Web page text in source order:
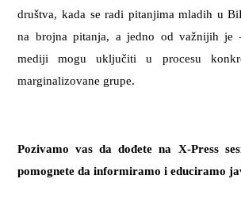
društva, kada se radi pitanjima mladih u
na brojna pitanja, a jedno od važnijih je
mediji mogu uključiti u procesu
marginalizovane grupe.
Pozivamo vas da dođete na X-Press
pomognete da informiramo i educiramo